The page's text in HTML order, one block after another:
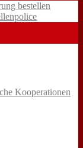
bestellen
Kooperationen